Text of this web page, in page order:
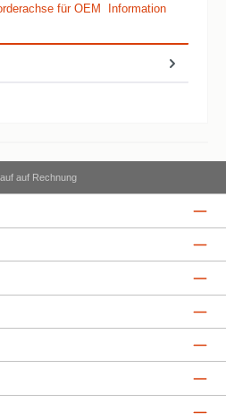
für OEM Information
auf Rechnung